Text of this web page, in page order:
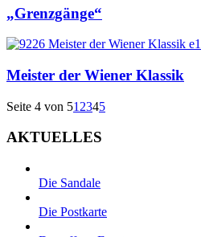
„Grenzgänge“
Meister der Wiener Klassik
Seite 4 von 51 2345
AKTUELLES
Die Sandale
Die Postkarte